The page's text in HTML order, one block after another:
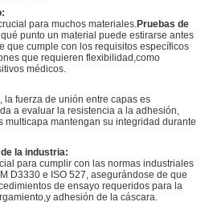
para muchos materiales.Pruebas de
punto un material puede estirarse antes
que cumple con los requisitos específicos
que requieren flexibilidad,como
médicos.
la fuerza de unión entre capas es
a evaluar la resistencia a la adhesión,
multicapa mantengan su integridad durante
la industria:
para cumplir con las normas industriales
D3330 e ISO 527, asegurándose de que
de ensayo requeridos para la
adhesión de la cáscara.